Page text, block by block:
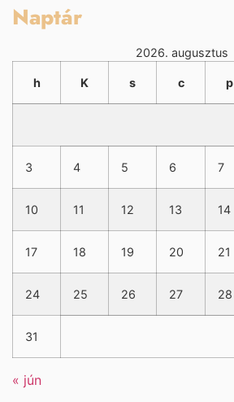
Naptár
2026. augusztus
h K s c p
3 4 5 6 7
10 11 12 13 14
17 18 19 20 21
24 25 26 27 28
31
« jún